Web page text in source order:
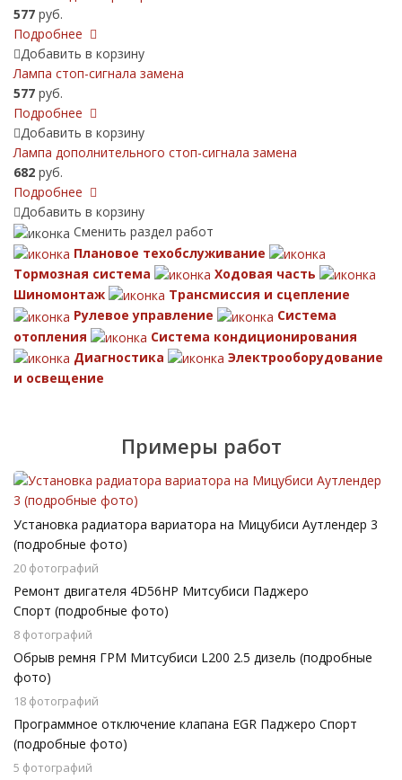
577 руб.
Подробнее
Добавить в корзину
Лампа стоп-сигнала замена
577 руб.
Подробнее
Добавить в корзину
Лампа дополнительного стоп-сигнала замена
682 руб.
Подробнее
Добавить в корзину
Сменить раздел работ
Плановое техобслуживание
Тормозная система
Ходовая часть
Шиномонтаж
Трансмиссия и сцепление
Рулевое управление
Система
отопления
Система кондиционирования
Диагностика
Электрооборудование
и освещение
Примеры работ
Установка радиатора вариатора на Мицубиси Аутлендер 3
(подробные фото)
20 фотографий
Ремонт двигателя 4D56HP Митсубиси Паджеро
Спорт (подробные фото)
8 фотографий
Обрыв ремня ГРМ Митсубиси L200 2.5 дизель (подробные
фото)
18 фотографий
Программное отключение клапана EGR Паджеро Спорт
(подробные фото)
5 фотографий